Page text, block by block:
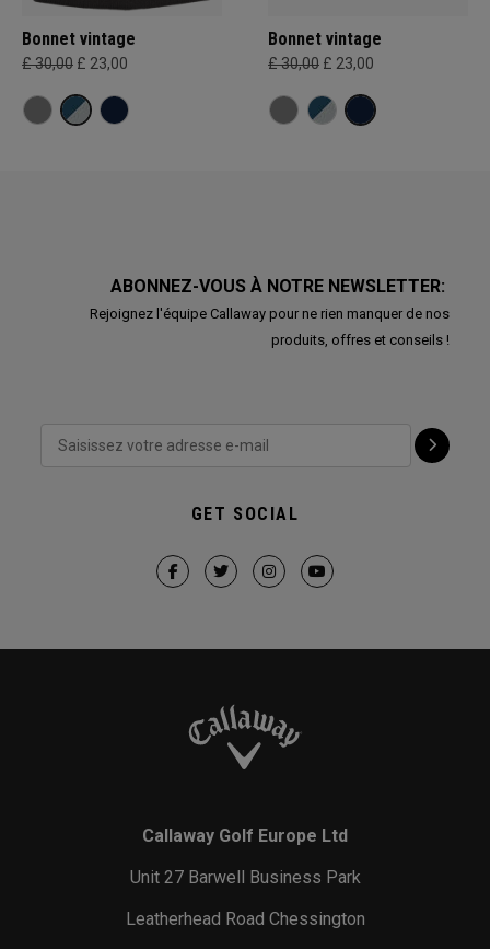
Bonnet vintage
£ 30,00 £ 23,00
Bonnet vintage
£ 30,00 £ 23,00
ABONNEZ-VOUS À NOTRE NEWSLETTER:
Rejoignez l'équipe Callaway pour ne rien manquer de nos
produits, offres et conseils !
GET SOCIAL
Callaway Golf Europe Ltd
Unit 27 Barwell Business Park
Leatherhead Road Chessington